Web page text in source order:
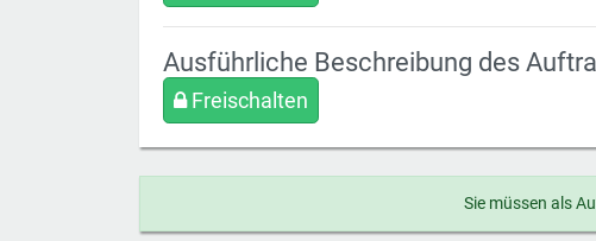
Ausführliche Beschreibung des
Freischalten
Sie müssen als